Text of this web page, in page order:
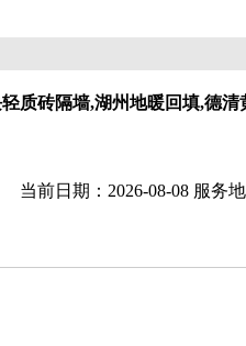
质砖隔墙,湖州地暖回填,德
当前日期：2026-08-08 服务